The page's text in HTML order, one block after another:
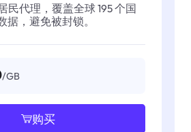
民代理，覆盖全球 195 个国
据，避免被封锁。
/GB
购买